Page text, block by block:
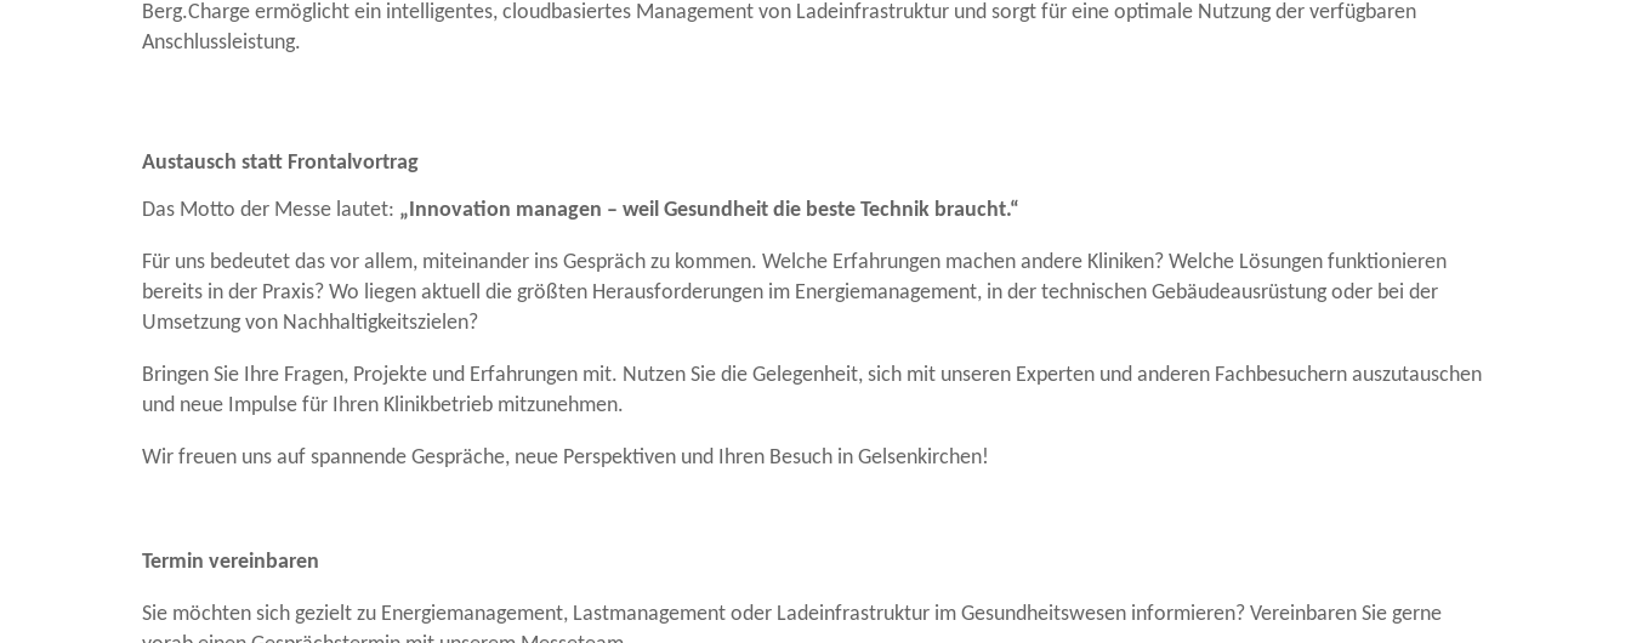
Berg.Charge ermöglicht ein intelligentes, cloudbasiertes Management von Ladeinfrastruktur und sorgt für eine optimale Nutzung der verfügbaren
Anschlussleistung.
Austausch statt Frontalvortrag
Das Motto der Messe lautet: „Innovation managen – weil Gesundheit die beste Technik braucht.“
Für uns bedeutet das vor allem, miteinander ins Gespräch zu kommen. Welche Erfahrungen machen andere Kliniken? Welche Lösungen funktionieren
bereits in der Praxis? Wo liegen aktuell die größten Herausforderungen im Energiemanagement, in der technischen Gebäudeausrüstung oder bei der
Umsetzung von Nachhaltigkeitszielen?
Bringen Sie Ihre Fragen, Projekte und Erfahrungen mit. Nutzen Sie die Gelegenheit, sich mit unseren Experten und anderen Fachbesuchern auszutauschen
und neue Impulse für Ihren Klinikbetrieb mitzunehmen.
Wir freuen uns auf spannende Gespräche, neue Perspektiven und Ihren Besuch in Gelsenkirchen!
Termin vereinbaren
Sie möchten sich gezielt zu Energiemanagement, Lastmanagement oder Ladeinfrastruktur im Gesundheitswesen informieren? Vereinbaren Sie gerne